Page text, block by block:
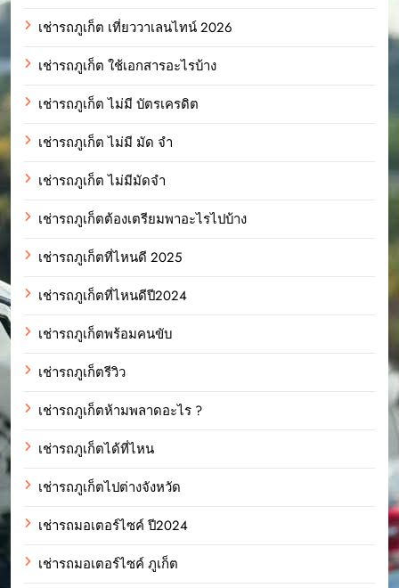
เช่ารถภูเก็ต เที่ยววาเลนไทน์ 2026
เช่ารถภูเก็ต ใช้เอกสารอะไรบ้าง
เช่ารถภูเก็ต ไม่มี บัตรเครดิต
เช่ารถภูเก็ต ไม่มี มัด จํา
เช่ารถภูเก็ต ไม่มีมัดจำ
เช่ารถภูเก็ตต้องเตรียมพาอะไรไปบ้าง
เช่ารถภูเก็ตที่ไหนดี 2025
เช่ารถภูเก็ตที่ไหนดีปี2024
เช่ารถภูเก็ตพร้อมคนขับ
เช่ารถภูเก็ตรีวิว
เช่ารถภูเก็ตห้ามพลาดอะไร ?
เช่ารถภูเก็ตได้ที่ไหน
เช่ารถภูเก็ตไปต่างจังหวัด
เช่ารถมอเตอร์ไซค์ ปี2024
เช่ารถมอเตอร์ไซค์ ภูเก็ต